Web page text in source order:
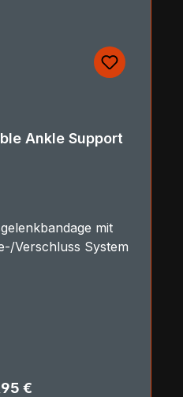
Ankle Support
mit
Verschluss System
Preis:
€